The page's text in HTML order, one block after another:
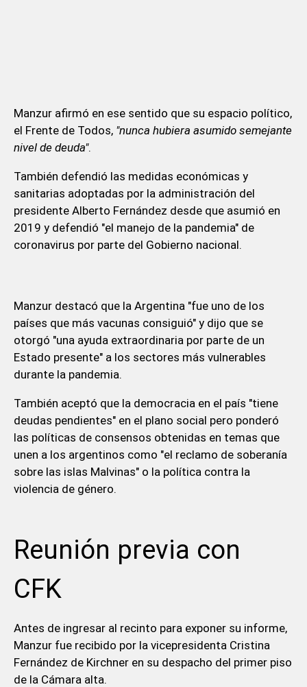
Manzur afirmó en ese sentido que su espacio político,
el Frente de Todos, "nunca hubiera asumido semejante
nivel de deuda".
También defendió las medidas económicas y
sanitarias adoptadas por la administración del
presidente Alberto Fernández desde que asumió en
2019 y defendió "el manejo de la pandemia" de
coronavirus por parte del Gobierno nacional.
Manzur destacó que la Argentina "fue uno de los
países que más vacunas consiguió" y dijo que se
otorgó "una ayuda extraordinaria por parte de un
Estado presente" a los sectores más vulnerables
durante la pandemia.
También aceptó que la democracia en el país "tiene
deudas pendientes" en el plano social pero ponderó
las políticas de consensos obtenidas en temas que
unen a los argentinos como "el reclamo de soberanía
sobre las islas Malvinas" o la política contra la
violencia de género.
Reunión previa con
CFK
Antes de ingresar al recinto para exponer su informe,
Manzur fue recibido por la vicepresidenta Cristina
Fernández de Kirchner en su despacho del primer piso
de la Cámara alta.